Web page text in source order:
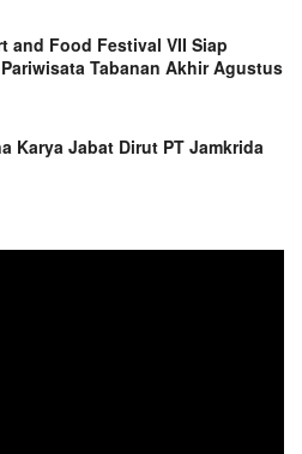
and Food Festival VII Siap
Tabanan Akhir Agustus
Karya Jabat Dirut PT Jamkrida